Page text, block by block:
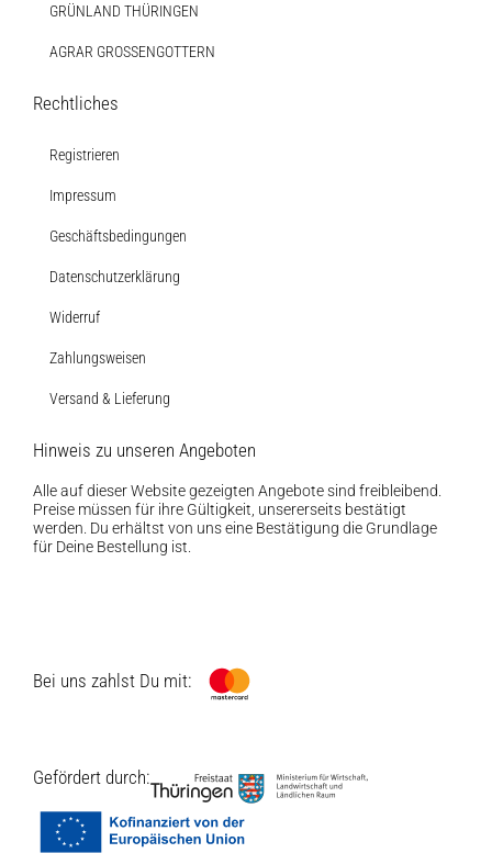
GRÜNLAND THÜRINGEN
AGRAR GROSSENGOTTERN
Rechtliches
Registrieren
Impressum
Geschäftsbedingungen
Datenschutzerklärung
Widerruf
Zahlungsweisen
Versand & Lieferung
Hinweis zu unseren Angeboten
Alle auf dieser Website gezeigten Angebote sind freibleibend.
Preise müssen für ihre Gültigkeit, unsererseits bestätigt
werden. Du erhältst von uns eine Bestätigung die Grundlage
für Deine Bestellung ist.
Bei uns zahlst Du mit:
Gefördert durch: